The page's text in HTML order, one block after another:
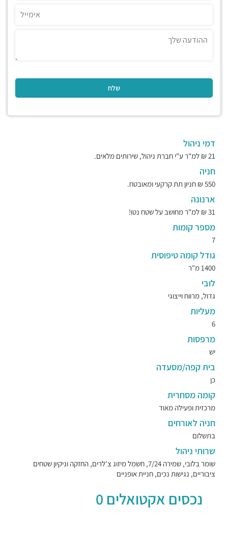
דמי ניהול
21 ₪ למ"ר ע"י חברת ניהול, שירותים מלאים.
חניה
550 ₪ חניון תת קרקעי ומאובטח.
ארנונה
31 ₪ למ"ר מחושב על שטח נטו!
מספר קומות
7
גודל קומה טיפוסית
1400 מ"ר
לובי
גדול, מרווח וייצוגי
מעליות
6
מרפסות
יש
בית קפה/מסעדה
כן
קומה מסחרית
מרכזית ופעילה מאוד
חניה לאורחים
בתשלום
שרותי ניהול
שומר בלובי, שמירה 7/24, חשמל מיזוג צ'לרים, החזקה וניקיון שטחים
ציבוריים, נגישות נכים, חניית אופניים
נכסים אקטואלים 0